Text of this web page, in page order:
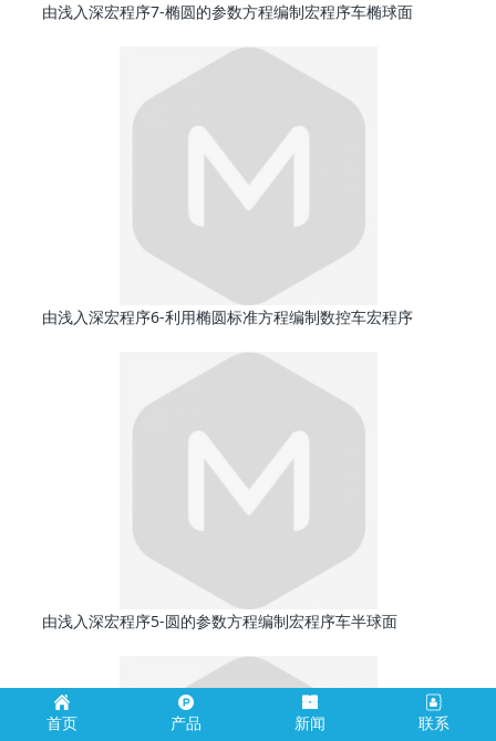
由浅入深宏程序7-椭圆的参数方程编制宏程序车椭球面
由浅入深宏程序6-利用椭圆标准方程编制数控车宏程序
由浅入深宏程序5-圆的参数方程编制宏程序车半球面
首页 产品 新闻 联系